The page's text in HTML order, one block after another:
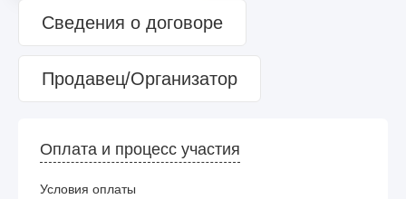
Сведения о договоре
Продавец/Организатор
Оплата и процесс участия
Условия оплаты